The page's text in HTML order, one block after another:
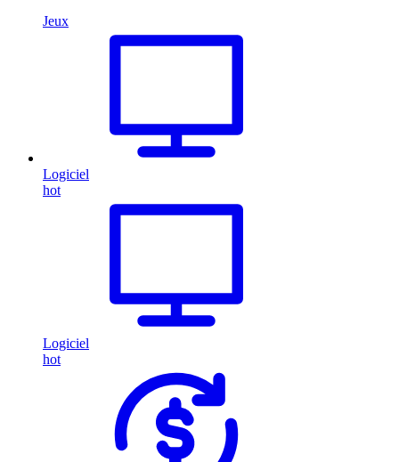
Jeux
Logiciel
hot
Logiciel
hot